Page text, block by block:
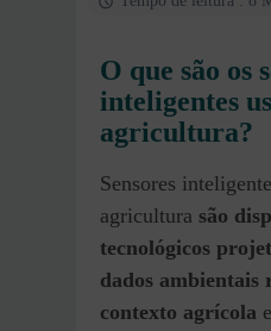
O que são os
inteligentes
agricultura?
Sensores
agricultura são
tecnológicos
dados ambientais
contexto agrícola